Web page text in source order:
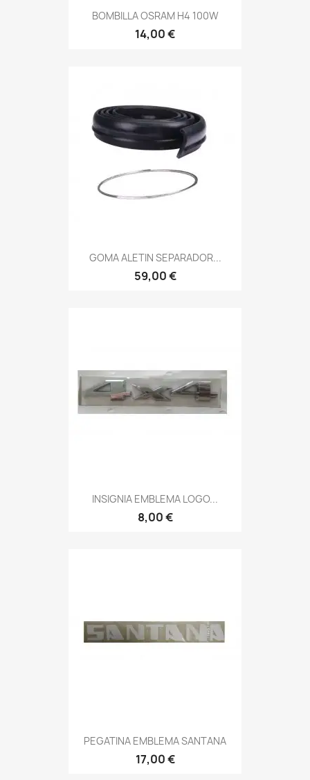
BOMBILLA OSRAM H4 100W
14,00 €
GOMA ALETIN SEPARADOR...
59,00 €
INSIGNIA EMBLEMA LOGO...
8,00 €
PEGATINA EMBLEMA SANTANA
17,00 €